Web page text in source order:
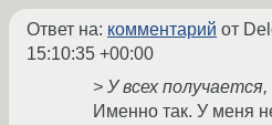
Ответ на: комментарий от
15:10:35 +00:00
> У всех
Именно так. У меня